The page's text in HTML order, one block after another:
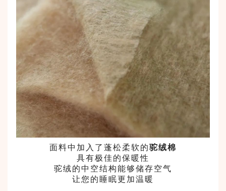
面料中加入了蓬松柔软的驼绒棉
具有极佳的保暖性
驼绒的中空结构能够储存空气
让您的睡眠更加温暖